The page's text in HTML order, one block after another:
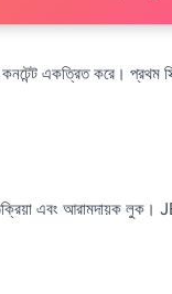
একত্রিত করে। প্রথম
এবং আরামদায়ক লুক।